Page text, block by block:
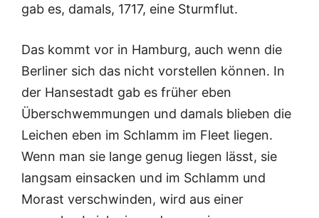
gab es, damals, 1717, eine Sturmflut.
Das kommt vor in Hamburg, auch wenn die
Berliner sich das nicht vorstellen können. In
der Hansestadt gab es früher eben
Überschwemmungen und damals blieben die
Leichen eben im Schlamm im Fleet liegen.
Wenn man sie lange genug liegen lässt, sie
langsam einsacken und im Schlamm und
Morast verschwinden, wird aus einer